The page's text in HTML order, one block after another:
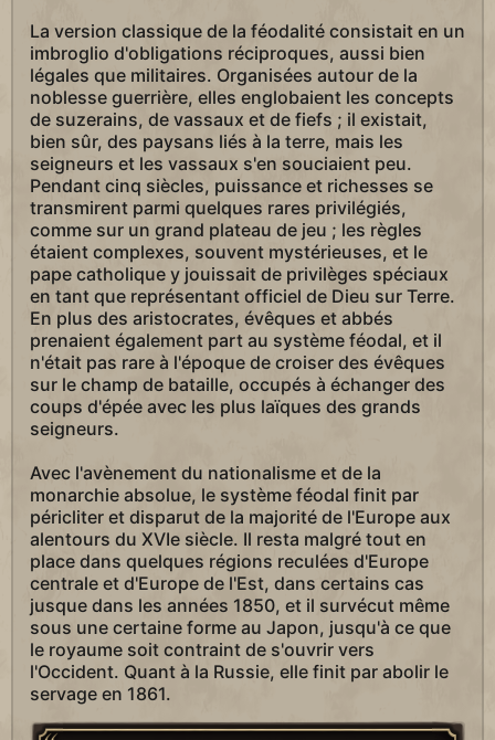
La version classique de la féodalité consistait en un
imbroglio d'obligations réciproques, aussi bien
légales que militaires. Organisées autour de la
noblesse guerrière, elles englobaient les concepts
de suzerains, de vassaux et de fiefs ; il existait,
bien sûr, des paysans liés à la terre, mais les
seigneurs et les vassaux s'en souciaient peu.
Pendant cinq siècles, puissance et richesses se
transmirent parmi quelques rares privilégiés,
comme sur un grand plateau de jeu ; les règles
étaient complexes, souvent mystérieuses, et le
pape catholique y jouissait de privilèges spéciaux
en tant que représentant officiel de Dieu sur Terre.
En plus des aristocrates, évêques et abbés
prenaient également part au système féodal, et il
n'était pas rare à l'époque de croiser des évêques
sur le champ de bataille, occupés à échanger des
coups d'épée avec les plus laïques des grands
seigneurs.
Avec l'avènement du nationalisme et de la
monarchie absolue, le système féodal finit par
péricliter et disparut de la majorité de l'Europe aux
alentours du XVIe siècle. Il resta malgré tout en
place dans quelques régions reculées d'Europe
centrale et d'Europe de l'Est, dans certains cas
jusque dans les années 1850, et il survécut même
sous une certaine forme au Japon, jusqu'à ce que
le royaume soit contraint de s'ouvrir vers
l'Occident. Quant à la Russie, elle finit par abolir le
servage en 1861.